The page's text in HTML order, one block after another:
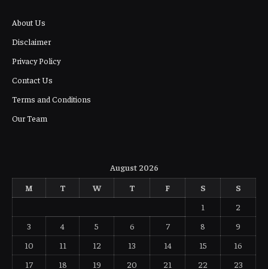
About Us
Disclaimer
Privacy Policy
Contact Us
Terms and Conditions
Our Team
August 2026
M
T W T F S
S
1
2
3
4 5 6 7 8
9
10
11 12 13 14 15
16
17
18 19 20 21 22 23